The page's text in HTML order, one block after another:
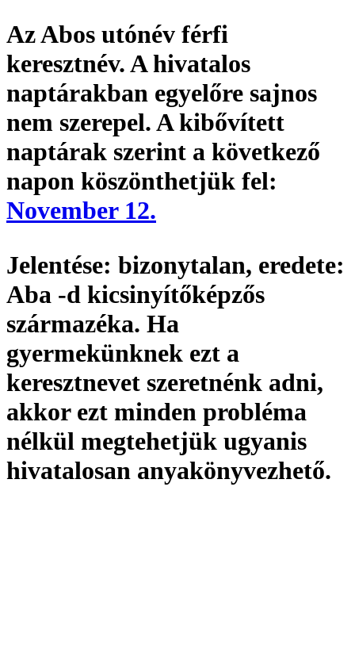
Az Abos utónév férfi
keresztnév. A hivatalos
naptárakban egyelőre sajnos
nem szerepel. A kibővített
naptárak szerint a következő
napon köszönthetjük fel:
November 12.
Jelentése: bizonytalan, eredete:
Aba -d kicsinyítőképzős
származéka. Ha
gyermekünknek ezt a
keresztnevet szeretnénk adni,
akkor ezt minden probléma
nélkül megtehetjük ugyanis
hivatalosan anyakönyvezhető.